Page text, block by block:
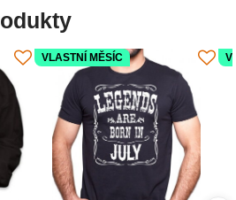
VLASTNÍ MĚSÍC